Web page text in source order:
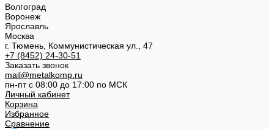
Волгоград
Воронеж
Ярославль
Москва
г. Тюмень, Коммунистическая ул., 47
+7 (8452) 24-30-51
Заказать звонок
mail@metalkomp.ru
пн-пт с 08:00 до 17:00 по МСК
Личный кабинет
Корзина
Избранное
Сравнение